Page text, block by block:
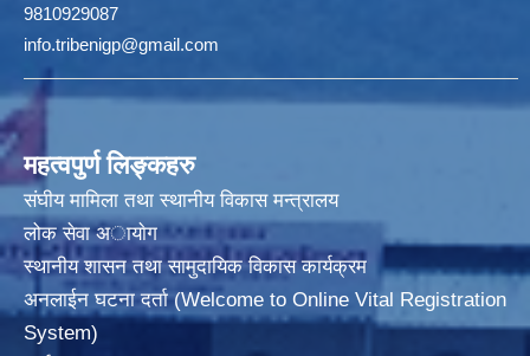
9810929087
info.tribenigp@gmail.com
महत्वपुर्ण लिङ्कहरु
संघीय मामिला तथा स्थानीय विकास मन्त्रालय
लोक सेवा अायाेग
स्थानीय शासन तथा सामुदायिक विकास कार्यक्रम
अनलाईन घटना दर्ता (Welcome to Online Vital Registration
System)